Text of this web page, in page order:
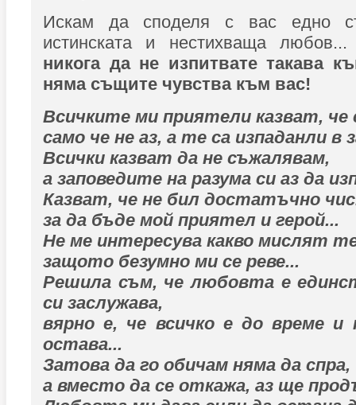
Искам да споделя с вас едно
истинската и нестихваща
никога да не изпитвате такава
няма същите чувства към вас!
Всичките ми приятели казват, че
само че не аз, а те са изпаданли в
Всички казват да не съжалявам,
а заповедите на разума си аз да
Казват, че не бил достатъчно
за да бъде мой приятел и герой...
Не ме интересува какво мислят
защото безумно ми се реве...
Решила съм, че любовта е
си заслужава,
вярно е, че всичко е до време и
остава...
Затова да го обичам няма да спра,
а вместо да се откажа, аз ще